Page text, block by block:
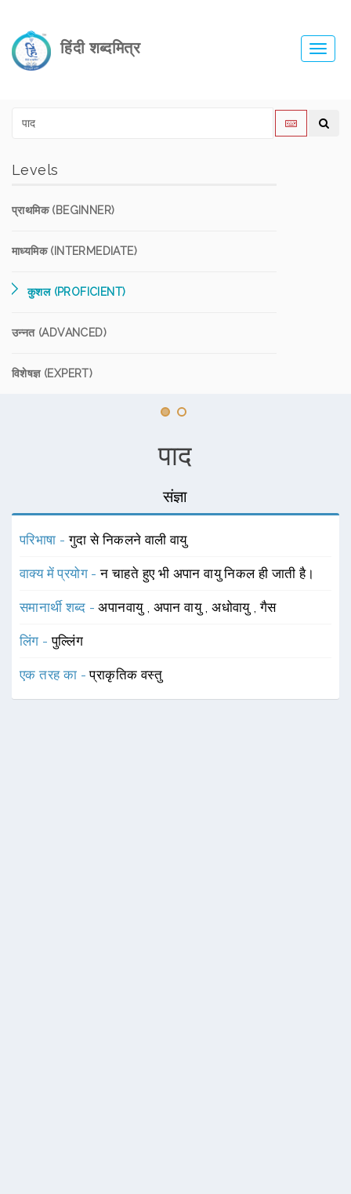
हिंदी शब्दमित्र
Levels
प्राथमिक (BEGINNER)
माध्यमिक (INTERMEDIATE)
कुशल (PROFICIENT)
उन्नत (ADVANCED)
विशेषज्ञ (EXPERT)
पाद
संज्ञा
परिभाषा -गुदा से निकलने वाली वायु
वाक्य में प्रयोग -न चाहते हुए भी अपान वायु निकल ही जाती है।
समानार्थी शब्द -अपानवायु , अपान वायु ,अधोवायु ,गैस
लिंग -पुल्लिंग
एक तरह का -प्राकृतिक वस्तु